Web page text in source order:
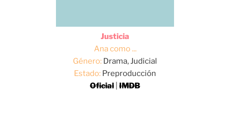
Justicia
Ana como ...
Género: Drama, Judicial
Estado: Preproducción
Oficial IMDB